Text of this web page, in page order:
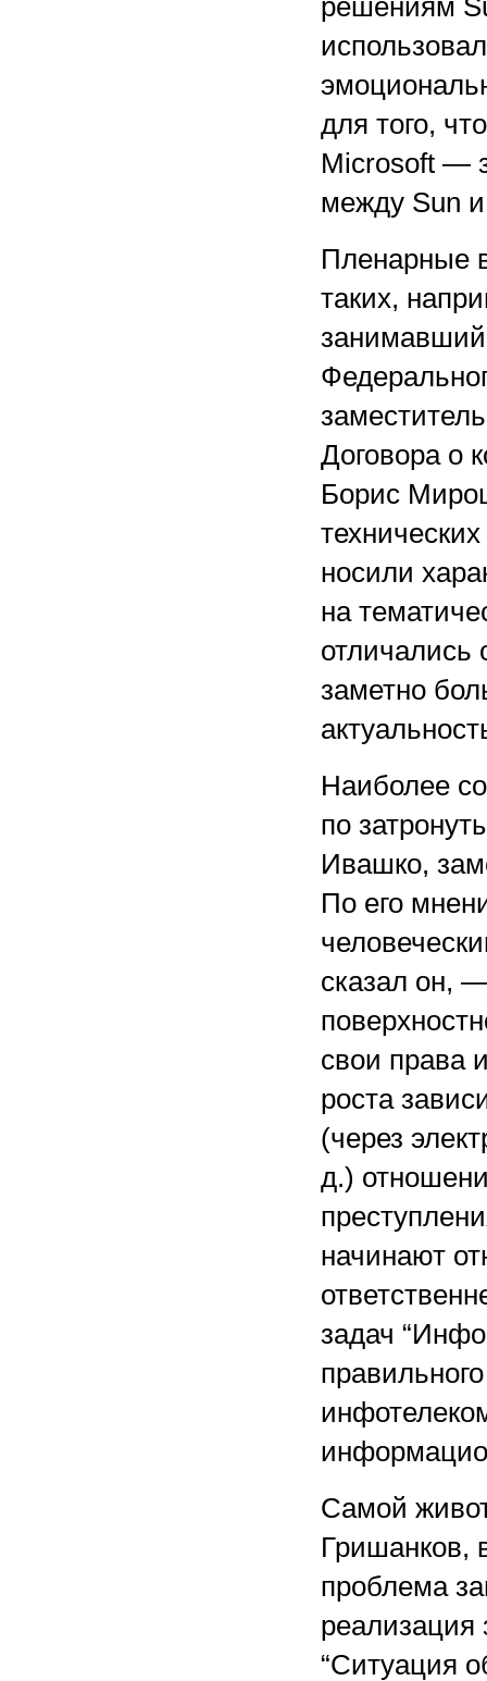
решениям
для того,
Microsoft —
между Sun
Пленарные
таких,
занимавший
Договора о
Борис
носили
на
отличались
заметно
Наиболее
по
Ивашко,
По его
сказал он,
свои права
роста
(через
д.)
начинают
задач
Самой
Гришанков,
проблема
реализация
“Ситуация